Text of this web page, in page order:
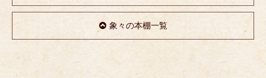
象々の本棚一覧